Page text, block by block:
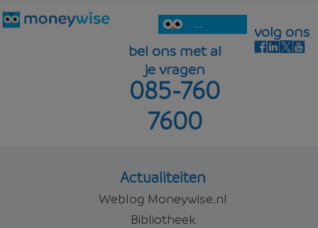
...
bel ons met al
je vragen
085-760
7600
volg ons
Actualiteiten
Weblog Moneywise.nl
Bibliotheek